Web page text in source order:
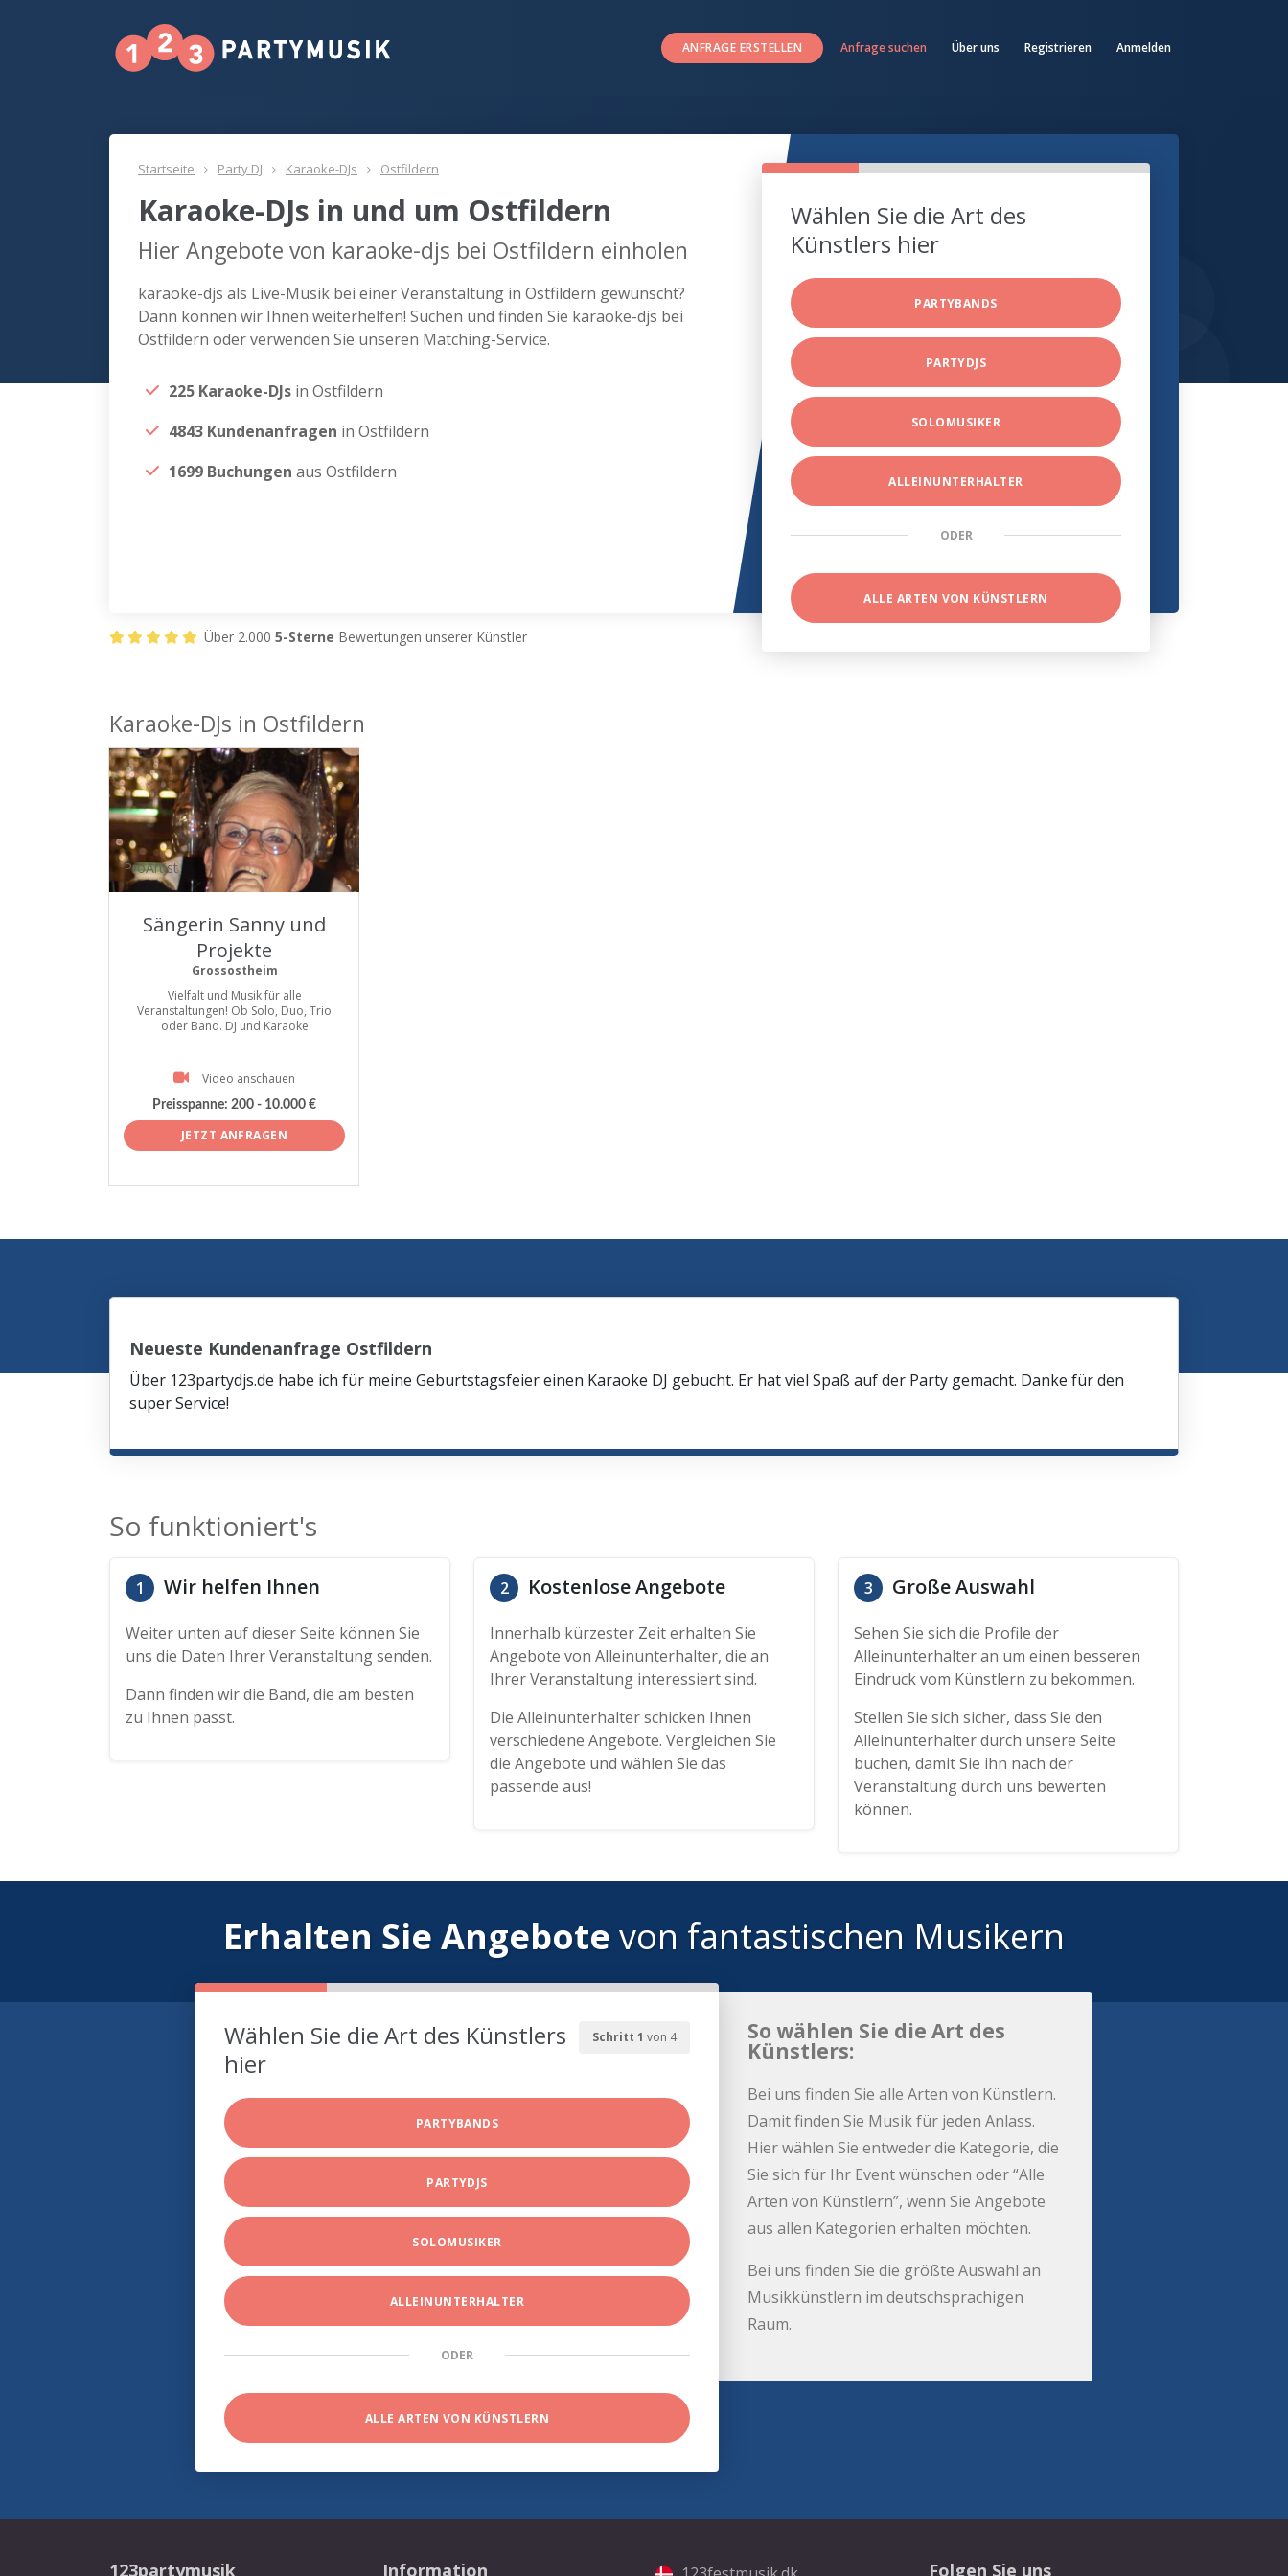
ANFRAGE ERSTELLEN Anfrage suchen Über uns Registrieren Anmelden
Startseite Party DJ Karaoke-DJs Ostfildern
Karaoke-DJs in und um Ostfildern
Hier Angebote von karaoke-djs bei Ostfildern einholen
karaoke-djs als Live-Musik bei einer Veranstaltung in Ostfildern gewünscht?
Dann können wir Ihnen weiterhelfen! Suchen und finden Sie karaoke-djs bei
Ostfildern oder verwenden Sie unseren Matching-Service.
225 Karaoke-DJs in Ostfildern
4843 Kundenanfragen in Ostfildern
1699 Buchungen aus Ostfildern
Wählen Sie die Art des
Künstlers hier
PARTYBANDS
PARTYDJS
SOLOMUSIKER
ALLEINUNTERHALTER
ODER
ALLE ARTEN VON KÜNSTLERN
Über 2.000 5-Sterne Bewertungen unserer Künstler
Karaoke-DJs in Ostfildern
ProArtist
Sängerin Sanny und
Projekte
Grossostheim
Vielfalt und Musik für alle
Veranstaltungen! Ob Solo, Duo, Trio
oder Band. DJ und Karaoke
Video anschauen
Preisspanne: 200 - 10.000 €
JETZT ANFRAGEN
Neueste Kundenanfrage Ostfildern
Über 123partydjs.de habe ich für meine Geburtstagsfeier einen Karaoke DJ gebucht. Er hat viel Spaß auf der Party gemacht. Danke für den
super Service!
So funktioniert's
1 Wir helfen Ihnen
Weiter unten auf dieser Seite können Sie
uns die Daten Ihrer Veranstaltung senden.
Dann finden wir die Band, die am besten
zu Ihnen passt.
2 Kostenlose Angebote
Innerhalb kürzester Zeit erhalten Sie
Angebote von Alleinunterhalter, die an
Ihrer Veranstaltung interessiert sind.
Die Alleinunterhalter schicken Ihnen
verschiedene Angebote. Vergleichen Sie
die Angebote und wählen Sie das
passende aus!
3 Große Auswahl
Sehen Sie sich die Profile der
Alleinunterhalter an um einen besseren
Eindruck vom Künstlern zu bekommen.
Stellen Sie sich sicher, dass Sie den
Alleinunterhalter durch unsere Seite
buchen, damit Sie ihn nach der
Veranstaltung durch uns bewerten
können.
Erhalten Sie Angebote von fantastischen Musikern
Schritt 1 von 4
Wählen Sie die Art des Künstlers
hier
PARTYBANDS
PARTYDJS
SOLOMUSIKER
ALLEINUNTERHALTER
ODER
ALLE ARTEN VON KÜNSTLERN
So wählen Sie die Art des
Künstlers:
Bei uns finden Sie alle Arten von Künstlern.
Damit finden Sie Musik für jeden Anlass.
Hier wählen Sie entweder die Kategorie, die
Sie sich für Ihr Event wünschen oder “Alle
Arten von Künstlern”, wenn Sie Angebote
aus allen Kategorien erhalten möchten.
Bei uns finden Sie die größte Auswahl an
Musikkünstlern im deutschsprachigen
Raum.
123partymusik Information Folgen Sie uns